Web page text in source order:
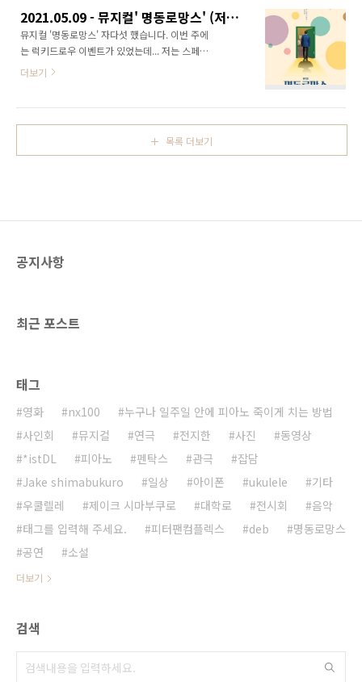
었습니다. 하지만 어쩌다 보니 이번 시즌에는 오
늘 처음 뵈었습니다. 오늘 보자마자 눈물이 나더
군요. 그만큼 많이 보고 싶었다는 거죠. 륜희 마
담만의 시그니처인 쟁반사판! 어우 눈부셔 ㅠㅠ
‘그리 살지 말고 제대로 살라’는 중섭의 한 마디
때문에 달려간 것도 있었습니다. 그리고 이..
2021.05.09 - 뮤지컬' 명동로망스' (저녁 공연) / 손유동 김태한 길하은 원종환 김리 김승용
뮤지컬 '명동로망스' 자다섯 했습니다. 이번 주에
는 럭키드로우 이벤트가 있었는데... 저는 스페셜
티켓과 40% 할인권을 받았습니다. 마침 재관 도
의 여파가 이번 주까지도 계속된 듯합니다. 이번
아프더군요 ㅋㅋ ​ ​ 아 그리고... 리..
더보기
목록 더보기
공지사항
최근 포스트
태그
영화 nx100
누구나 일주일 안에 피아노 죽이게 치는 방법
사인회
뮤지컬 연극 전지한 사진
동영상
*istDL
피아노 펜탁스 관극
잡담
Jake shimabukuro
일상 아이폰 ukulele
기타
우쿨렐레
제이크 시마부쿠로 대학로 전시회
음악
태그를 입력해 주세요.
피터팬컴플렉스 deb
명동로망스
공연
소설
더보기
검색